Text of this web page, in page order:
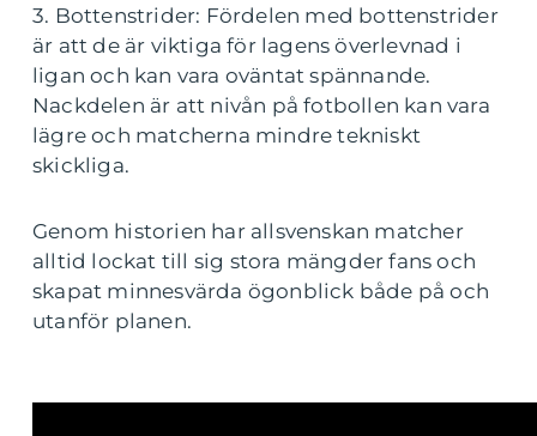
3. Bottenstrider: Fördelen med bottenstrider
är att de är viktiga för lagens överlevnad i
ligan och kan vara oväntat spännande.
Nackdelen är att nivån på fotbollen kan vara
lägre och matcherna mindre tekniskt
skickliga.
Genom historien har allsvenskan matcher
alltid lockat till sig stora mängder fans och
skapat minnesvärda ögonblick både på och
utanför planen.